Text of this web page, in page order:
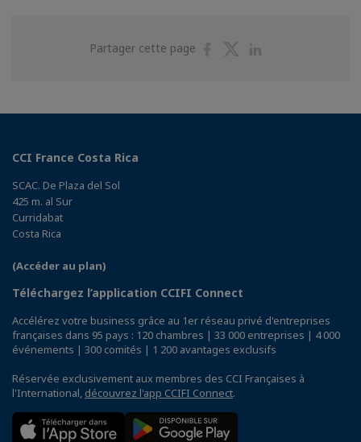
Partager cette page
PartagerPartager
CCI France Costa Rica
SCAC. De Plaza del Sol
425 m. al Sur
Curridabat
Costa Rica
(Accéder au plan)
Téléchargez l’application CCIFI Connect
Accélérez votre business grâce au 1er réseau privé d'entreprises
françaises dans 95 pays : 120 chambres | 33 000 entreprises | 4 000
événements | 300 comités | 1 200 avantages exclusifs
Réservée exclusivement aux membres des CCI Françaises à
l'International, découvrez l'app CCIFI Connect.